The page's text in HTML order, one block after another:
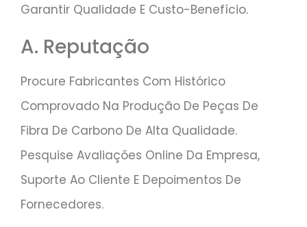
Garantir Qualidade E Custo-Benefício.
A. Reputação
Procure Fabricantes Com Histórico
Comprovado Na Produção De Peças De
Fibra De Carbono De Alta Qualidade.
Pesquise Avaliações Online Da Empresa,
Suporte Ao Cliente E Depoimentos De
Fornecedores.